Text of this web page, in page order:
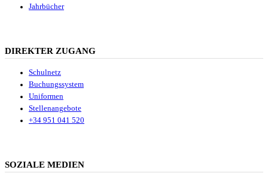
Jahrbücher
DIREKTER ZUGANG
Schulnetz
Buchungssystem
Uniformen
Stellenangebote
+34 951 041 520
SOZIALE MEDIEN